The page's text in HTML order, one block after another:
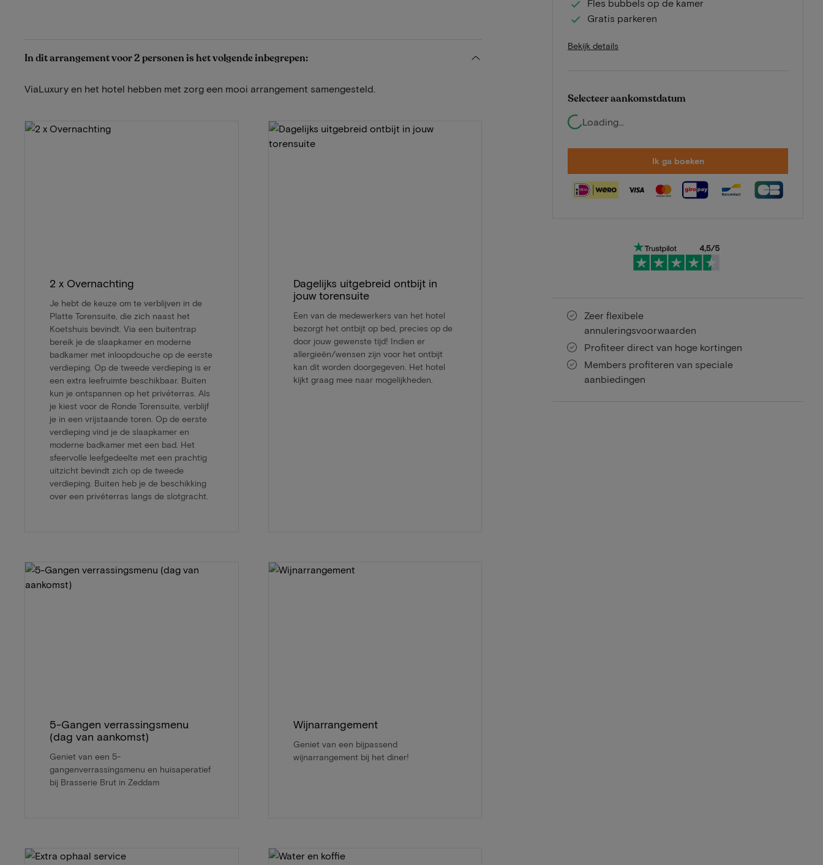
Fles bubbels op de kamer
Gratis parkeren
Bekijk details
Selecteer aankomstdatum
Loading...
Ik ga boeken
Zeer flexibele
annuleringsvoorwaarden
Profiteer direct van hoge kortingen
Members profiteren van speciale
aanbiedingen
In dit arrangement voor 2 personen is het volgende inbegrepen:
ViaLuxury en het hotel hebben met zorg een mooi arrangement samengesteld.
2 x Overnachting
Je hebt de keuze om te verblijven in de
Platte Torensuite, die zich naast het
Koetshuis bevindt. Via een buitentrap
bereik je de slaapkamer en moderne
badkamer met inloopdouche op de eerste
verdieping. Op de tweede verdieping is er
een extra leefruimte beschikbaar. Buiten
kun je ontspannen op het privéterras. Als
je kiest voor de Ronde Torensuite, verblijf
je in een vrijstaande toren. Op de eerste
verdieping vind je de slaapkamer en
moderne badkamer met een bad. Het
sfeervolle leefgedeelte met een prachtig
uitzicht bevindt zich op de tweede
verdieping. Buiten heb je de beschikking
over een privéterras langs de slotgracht.
Dagelijks uitgebreid ontbijt in
jouw torensuite
Een van de medewerkers van het hotel
bezorgt het ontbijt op bed, precies op de
door jouw gewenste tijd! Indien er
allergieën/wensen zijn voor het ontbijt
kan dit worden doorgegeven. Het hotel
kijkt graag mee naar mogelijkheden.
5-Gangen verrassingsmenu
(dag van aankomst)
Geniet van een 5-
gangenverrassingsmenu en huisaperatief
bij Brasserie Brut in Zeddam
Wijnarrangement
Geniet van een bijpassend
wijnarrangement bij het diner!